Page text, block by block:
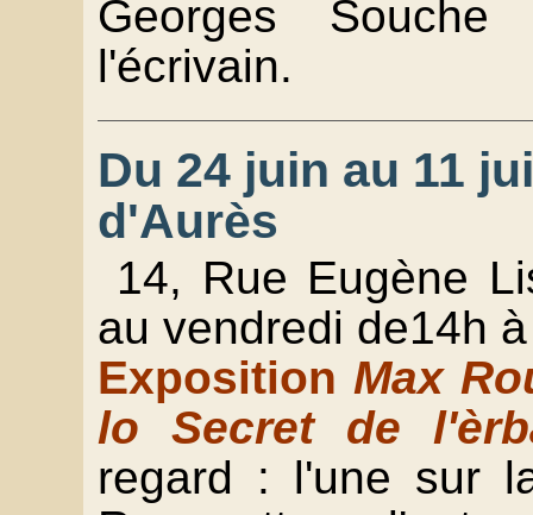
Georges
l'écrivain.
Du 24 juin au 11
d'Aurès
14, Rue Eugène
au vendredi de14h
Exposition Max
lo Secret de
regard : l'une sur